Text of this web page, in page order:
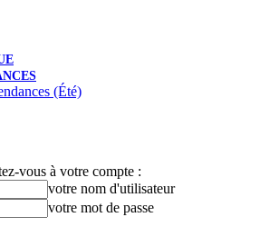
(Été)
vous à votre compte :
votre nom d'utilisateur
votre mot de passe